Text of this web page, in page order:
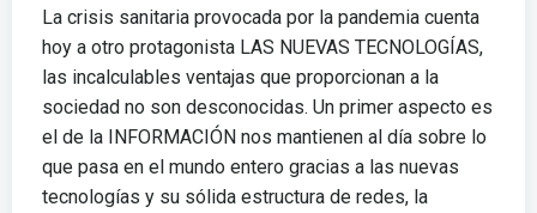
La crisis sanitaria provocada por la pandemia cuenta
hoy a otro protagonista LAS NUEVAS TECNOLOGÍAS,
las incalculables ventajas que proporcionan a la
sociedad no son desconocidas. Un primer aspecto es
el de la INFORMACIÓN nos mantienen al día sobre lo
que pasa en el mundo entero gracias a las nuevas
tecnologías y su sólida estructura de redes, la